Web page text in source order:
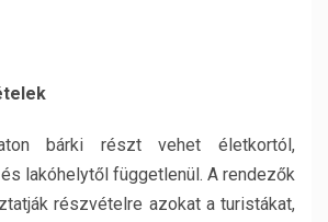
bárki részt vehet életkortól,
lakóhelytől függetlenül. A rendezők
részvételre azokat a turistákat,